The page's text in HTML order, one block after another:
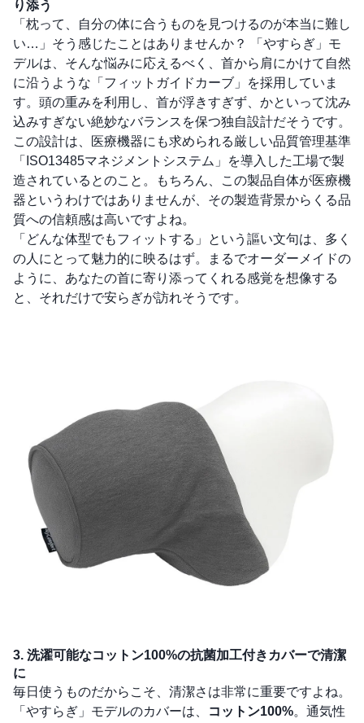
り添う
「枕って、自分の体に合うものを見つけるのが本当に難し
い…」そう感じたことはありませんか？ 「やすらぎ」モ
デルは、そんな悩みに応えるべく、首から肩にかけて自然
に沿うような「フィットガイドカーブ」を採用していま
す。頭の重みを利用し、首が浮きすぎず、かといって沈み
込みすぎない絶妙なバランスを保つ独自設計だそうです。
この設計は、医療機器にも求められる厳しい品質管理基準
「ISO13485マネジメントシステム」を導入した工場で製
造されているとのこと。もちろん、この製品自体が医療機
器というわけではありませんが、その製造背景からくる品
質への信頼感は高いですよね。
「どんな体型でもフィットする」という謳い文句は、多く
の人にとって魅力的に映るはず。まるでオーダーメイドの
ように、あなたの首に寄り添ってくれる感覚を想像する
と、それだけで安らぎが訪れそうです。
3. 洗濯可能なコットン100%の抗菌加工付きカバーで清潔
に
毎日使うものだからこそ、清潔さは非常に重要ですよね。
「やすらぎ」モデルのカバーは、
コットン100%。通気性